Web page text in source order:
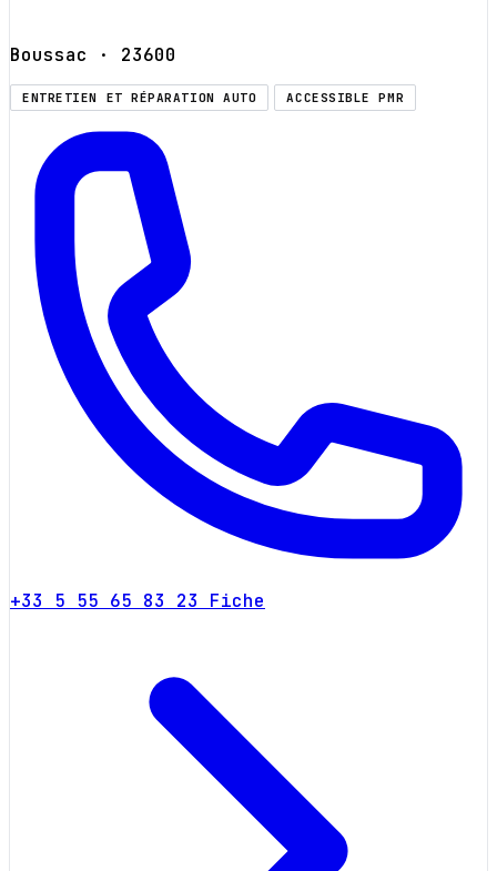
Boussac · 23600
ENTRETIEN ET RÉPARATION AUTO ACCESSIBLE PMR
+33 5 55 65 83 23 Fiche